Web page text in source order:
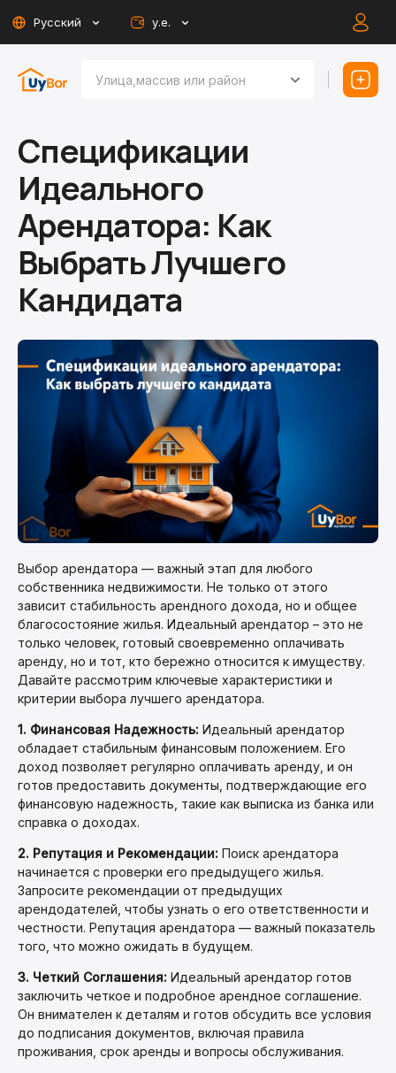
Русский у.е.
Спецификации
Идеального
Арендатора: Как
Выбрать Лучшего
Кандидата
Выбор арендатора — важный этап для любого
собственника недвижимости. Не только от этого
зависит стабильность арендного дохода, но и общее
благосостояние жилья. Идеальный арендатор – это не
только человек, готовый своевременно оплачивать
аренду, но и тот, кто бережно относится к имуществу.
Давайте рассмотрим ключевые характеристики и
критерии выбора лучшего арендатора.
1. Финансовая Надежность: Идеальный арендатор
обладает стабильным финансовым положением. Его
доход позволяет регулярно оплачивать аренду, и он
готов предоставить документы, подтверждающие его
финансовую надежность, такие как выписка из банка или
справка о доходах.
2. Репутация и Рекомендации: Поиск арендатора
начинается с проверки его предыдущего жилья.
Запросите рекомендации от предыдущих
арендодателей, чтобы узнать о его ответственности и
честности. Репутация арендатора — важный показатель
того, что можно ожидать в будущем.
3. Четкий Соглашения: Идеальный арендатор готов
заключить четкое и подробное арендное соглашение.
Он внимателен к деталям и готов обсудить все условия
до подписания документов, включая правила
проживания, срок аренды и вопросы обслуживания.